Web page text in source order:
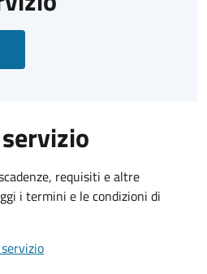
requisiti e altre
i termini e le condizioni di